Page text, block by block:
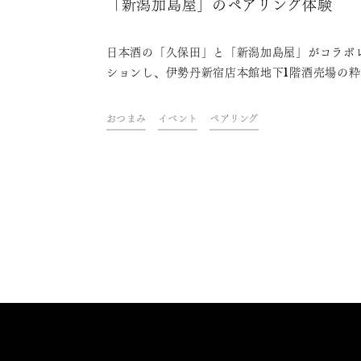
「新潟加島屋」のペアリング体験
日本酒の「久保田」と「新潟加島屋」がコラボ
ションし、伊勢丹新宿店本館地下1階酒売場の
4日（金）から6日（日）の3日間限定で、「久保
田」と「新潟加島屋」のおつまみのペアリング
おつまみ イベント ペアリング